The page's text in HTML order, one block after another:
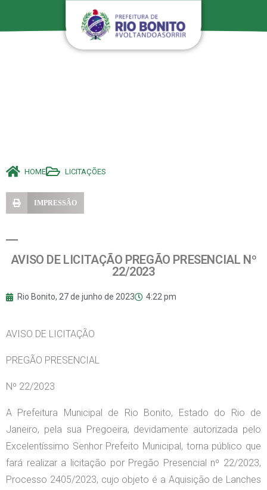
HOME LICITAÇÕES
IMPRESSÃO
AVISO DE LICITAÇÃO PREGÃO PRESENCIAL Nº
22/2023
Rio Bonito, 27 de junho de 2023 4:22 pm
AVISO DE LICITAÇÃO
PREGÃO PRESENCIAL
Nº 22/2023
A Prefeitura Municipal de Rio Bonito, Estado do Rio de
Janeiro, pela sua Pregoeira, devidamente autorizada pelo
Excelentíssimo Senhor Prefeito Municipal, torna público que
fará realizar a licitação por Pregão Presencial nº 22/2023,
Processo 2405/2023, cujo objeto é a Aquisição de Lanches